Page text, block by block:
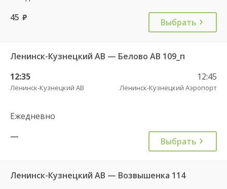
45 руб. Выбрать
Ленинск-Кузнецкий АВ — Белово АВ 109_п
12:35
Ленинск-Кузнецкий АВ
12:45
Ленинск-Кузнецкий Аэропорт
Ежедневно
—
Выбрать
Ленинск-Кузнецкий АВ — Возвышенка 114